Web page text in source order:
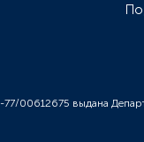
00612675 выдана